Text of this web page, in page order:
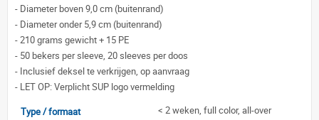
- Diameter boven 9,0 cm (buitenrand)
- Diameter onder 5,9 cm (buitenrand)
-210 grams gewicht + 15 PE
- 50 bekers per sleeve, 20 sleeves per doos
- Inclusief deksel te verkrijgen, op aanvraag
- LET OP: Verplicht SUP logo vermelding
Type / formaat
< 2 weken, full color, all-over